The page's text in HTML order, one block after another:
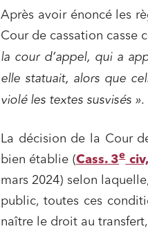
Après avoir énoncé les
Cour de cassation casse
la cour d’appel, qui a
elle statuait, alors que
violé les textes susvisés ».
La décision de la Cour
bien établie (Cass. 3e
mars 2024) selon
public, toutes ces
naître le droit au
J'ai lu et j'accepte la